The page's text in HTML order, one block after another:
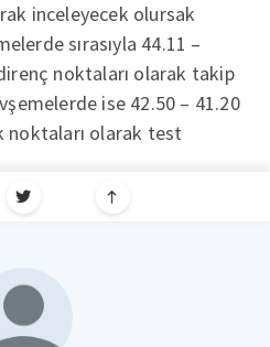
inceleyecek olursak
sırasıyla 44.11 –
noktaları olarak takip
ise 42.50 – 41.20
noktaları olarak test